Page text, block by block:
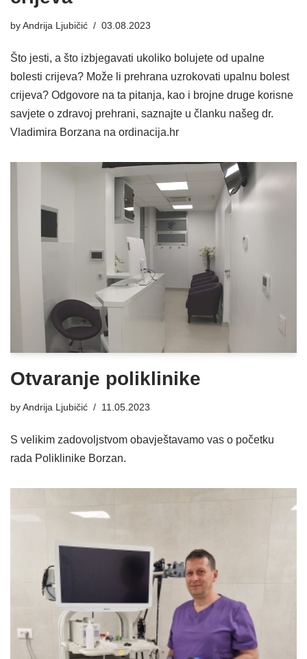
byAndrija Ljubičić 03.08.2023
Što jesti, a što izbjegavati ukoliko bolujete od upalne
bolesti crijeva? Može li prehrana uzrokovati upalnu bolest
crijeva? Odgovore na ta pitanja, kao i brojne druge korisne
savjete o zdravoj prehrani, saznajte u članku našeg dr.
Vladimira Borzana na ordinacija.hr
Otvaranje poliklinike
byAndrija Ljubičić 11.05.2023
S velikim zadovoljstvom obavještavamo vas o početku
rada Poliklinike Borzan.